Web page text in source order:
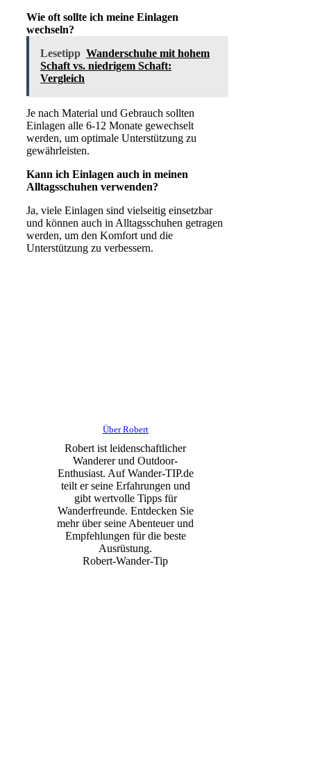
Wie oft sollte ich meine Einlagen
wechseln?
Lesetipp Wanderschuhe mit hohem
Schaft vs. niedrigem Schaft:
Vergleich
Je nach Material und Gebrauch sollten
Einlagen alle 6-12 Monate gewechselt
werden, um optimale Unterstützung zu
gewährleisten.
Kann ich Einlagen auch in meinen
Alltagsschuhen verwenden?
Ja, viele Einlagen sind vielseitig einsetzbar
und können auch in Alltagsschuhen getragen
werden, um den Komfort und die
Unterstützung zu verbessern.
Über Robert
Robert ist leidenschaftlicher
Wanderer und Outdoor-
Enthusiast. Auf Wander-TIP.de
teilt er seine Erfahrungen und
gibt wertvolle Tipps für
Wanderfreunde. Entdecken Sie
mehr über seine Abenteuer und
Empfehlungen für die beste
Ausrüstung.
Robert-Wander-Tip